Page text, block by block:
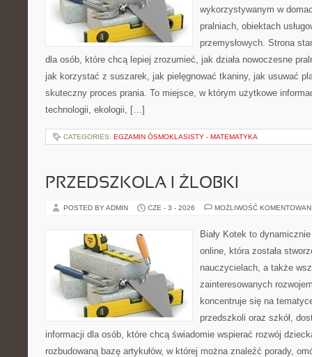
wykorzystywanym w
pralniach, obiektach
przemysłowych. Strona
dla osób, które chcą lepiej zrozumieć, jak działa nowoczesne
jak korzystać z suszarek, jak pielęgnować tkaniny, jak usuwać
skuteczny proces prania. To miejsce, w którym użytkowe
technologii, ekologii, […]
CATEGORIES: EGZAMIN ÓSMOKLASISTY - MATEMATYKA
PRZEDSZKOLA I ŻLOBKI
POSTED BY ADMIN CZE - 3 - 2026 MOŻLIWOŚĆ
Biały Kotek to
online, która została
nauczycielach, a także
zainteresowanych
koncentruje się na
przedszkoli oraz szkół,
informacji dla osób, które chcą świadomie wspierać rozwój
rozbudowaną bazę artykułów, w której można znaleźć porady,